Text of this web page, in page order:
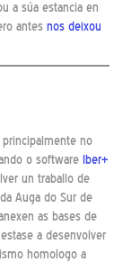
a súa estancia en
antes nos deixou
no
o software Iber+
un traballo de
Auga do Sur de
as bases de
a desenvolver
homologo a